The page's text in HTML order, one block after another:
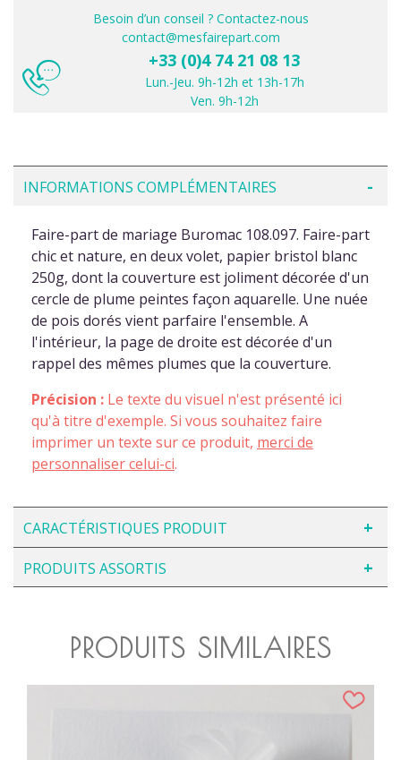
Besoin d’un conseil ? Contactez-nous
contact@mesfairepart.com
+33 (0)4 74 21 08 13
Lun.-Jeu. 9h-12h et 13h-17h
Ven. 9h-12h
INFORMATIONS COMPLÉMENTAIRES
Faire-part de mariage Buromac 108.097. Faire-part
chic et nature, en deux volet, papier bristol blanc
250g, dont la couverture est joliment décorée d'un
cercle de plume peintes façon aquarelle. Une nuée
de pois dorés vient parfaire l'ensemble. A
l'intérieur, la page de droite est décorée d'un
rappel des mêmes plumes que la couverture.
Précision : Le texte du visuel n'est présenté ici
qu'à titre d'exemple. Si vous souhaitez faire
imprimer un texte sur ce produit, merci de
personnaliser celui-ci.
CARACTÉRISTIQUES PRODUIT
PRODUITS ASSORTIS
PRODUITS SIMILAIRES